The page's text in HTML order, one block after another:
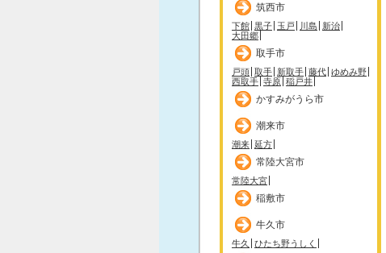
筑西市
下館 黒子 玉戸 川島
新治
大田郷
取手市
戸頭 取手 新取手 藤代 ゆめみ野
西取手 寺原 稲戸井
かすみがうら市
潮来市
潮来 延方
常陸大宮市
常陸大宮
稲敷市
牛久市
牛久 ひたち野うしく